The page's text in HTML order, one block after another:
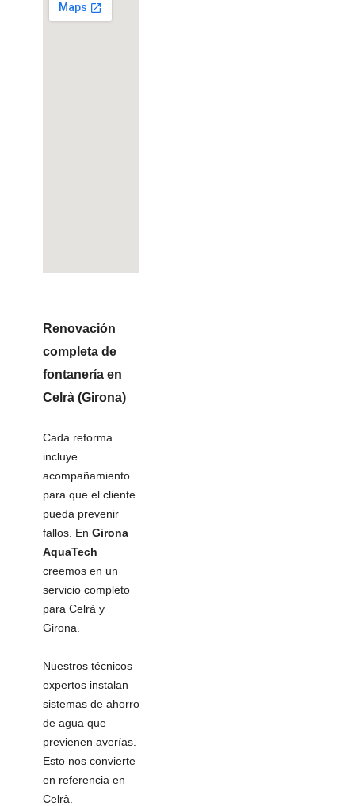
Renovación
completa de
fontanería en
Celrà (Girona)
Cada reforma
incluye
acompañamiento
para que el cliente
pueda prevenir
fallos. En Girona
AquaTech
creemos en un
servicio completo
para Celrà y
Girona.
Nuestros técnicos
expertos instalan
sistemas de ahorro
de agua que
previenen averías.
Esto nos convierte
en referencia en
Celrà.